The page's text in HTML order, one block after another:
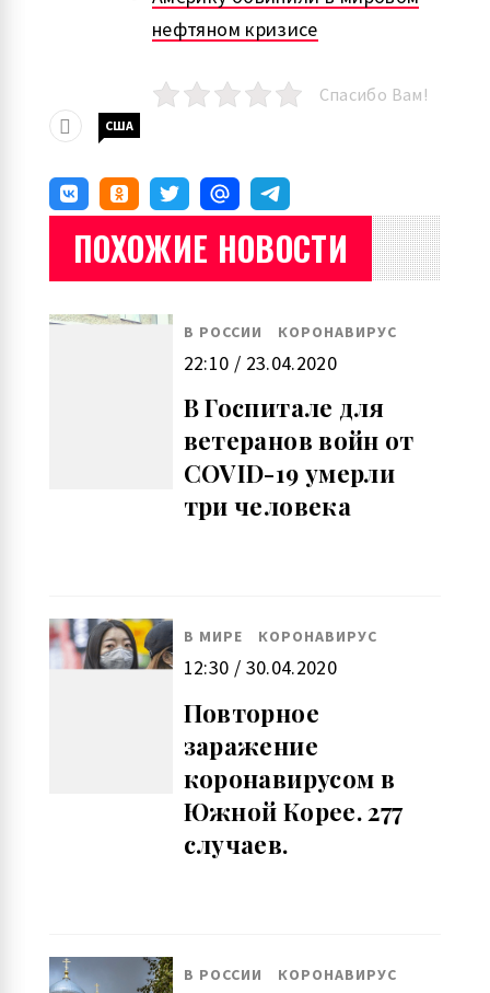
нефтяном кризисе
Спасибо Вам!
США
ПОХОЖИЕ НОВОСТИ
В РОССИИ КОРОНАВИРУС
22:10 / 23.04.2020
В Госпитале для
ветеранов войн от
COVID-19 умерли
три человека
В МИРЕ КОРОНАВИРУС
12:30 / 30.04.2020
Повторное
заражение
коронавирусом в
Южной Корее. 277
случаев.
В РОССИИ КОРОНАВИРУС